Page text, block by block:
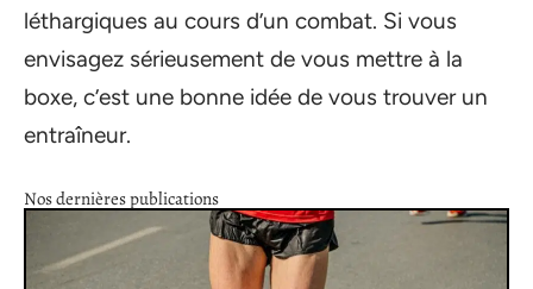
léthargiques au cours d’un combat. Si vous
envisagez sérieusement de vous mettre à la
boxe, c’est une bonne idée de vous trouver un
entraîneur.
Nos dernières publications